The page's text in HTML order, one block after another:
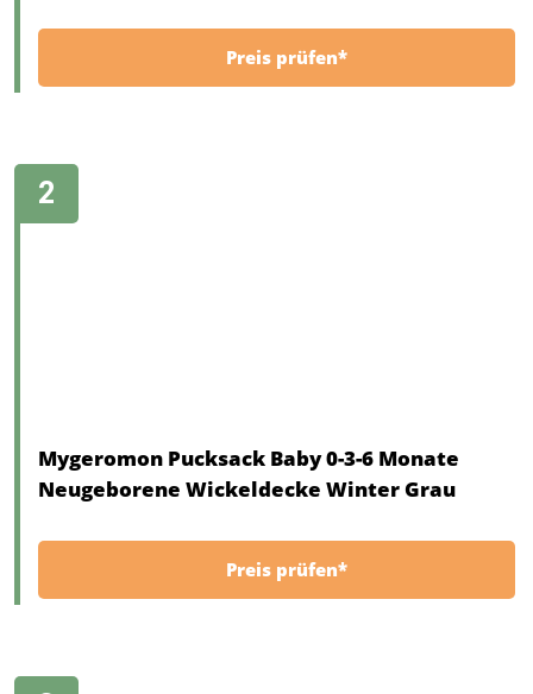
Preis prüfen*
Mygeromon Pucksack Baby 0-3-6 Monate
Neugeborene Wickeldecke Winter Grau
Preis prüfen*